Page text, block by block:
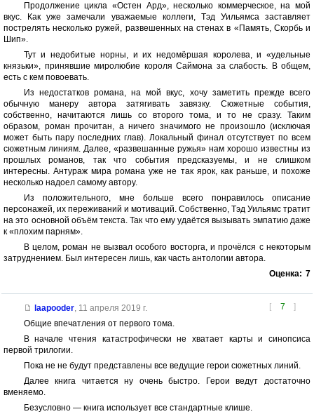
Продолжение цикла «Остен Ард», несколько коммерческое, на мой
вкус. Как уже замечали уважаемые коллеги, Тэд Уильямса заставляет
пострелять несколько ружей, развешенных на стенах в «Память, Скорбь и
Шип».
Тут и недобитые норны, и их недомёршая королева, и «удельные
князьки», принявшие миролюбие короля Саймона за слабость. В общем,
есть с кем повоевать.
Из недостатков романа, на мой вкус, хочу заметить прежде всего
обычную манеру автора затягивать завязку. Сюжетные события,
собственно, начитаются лишь со второго тома, и то не сразу. Таким
образом, роман прочитан, а ничего значимого не произошло (исключая
может быть пару последних глав). Локальный финал отсутствует по всем
сюжетным линиям. Далее, «развешанные ружья» нам хорошо известны из
прошлых романов, так что события предсказуемы, и не слишком
интересны. Антураж мира романа уже не так ярок, как раньше, и похоже
несколько надоел самому автору.
Из положительного, мне больше всего понравилось описание
персонажей, их переживаний и мотиваций. Собственно, Тэд Уильямс тратит
на это основной объём текста. Так что ему удаётся вызывать эмпатию даже
к «плохим парням».
В целом, роман не вызвал особого восторга, и прочёлся с некоторым
затруднением. Был интересен лишь, как часть антологии автора.
Оценка: 7
[ 7 ]
laapooder, 11 апреля 2019 г.
Общие впечатления от первого тома.
В начале чтения катастрофически не хватает карты и синопсиса
первой трилогии.
Пока не не будут представлены все ведущие герои сюжетных линий.
Далее книга читается ну очень быстро. Герои ведут достаточно
вменяемо.
Безусловно — книга использует все стандартные клише.